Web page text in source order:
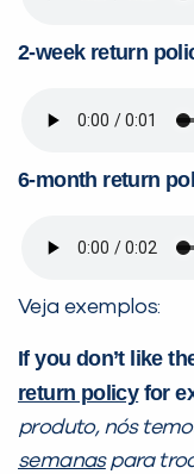
2-week return
6-month return
Veja exemplos:
If you don’t like
return policyfor
produto, nós
semanaspara